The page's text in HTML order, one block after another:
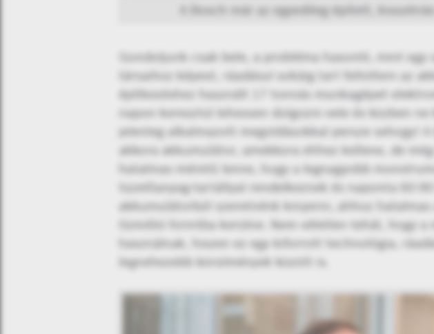
A Bosch már az egyedileg épített,
Gondoljunk csak bele, a probléma hasonló, mint
társaihoz képest, ráadásul sokáig tart feltölteni az
építkezéshez használt 17 tonnás munkagépet
napon keresztül lehessen dolgozni vele és közben
jelenleg alkalmazott megoldásokkal persze sehogy!
akkora akkumulátor, amekkora ehhez kellene, de
hatalmas méretű lenne, hogy a legnagyobb
tüzelőanyag-tartállyal rendelkeznek és naponta 60-
akkumulátorból szeretnénk kinyerni, ahhoz
tízmillió forintba kerülne. Nem véletlen tehát, hogy
használnak, hiszen ez egy kiforrott technológia,
legnehezebb körülmények között is.